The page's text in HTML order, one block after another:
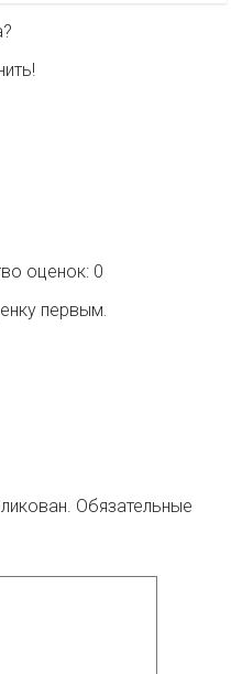
оценок: 0
первым.
Обязательные